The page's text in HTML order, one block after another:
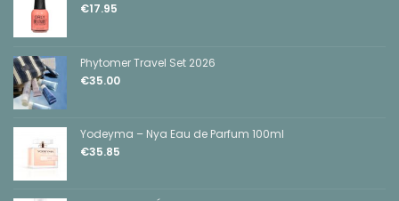
€17.95
Phytomer Travel Set 2026
€35.00
Yodeyma – Nya Eau de Parfum 100ml
€35.85